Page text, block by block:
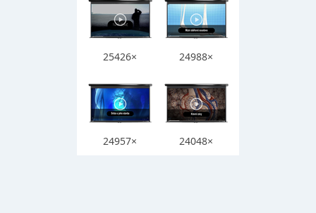
25426× 24988×
24957× 24048×